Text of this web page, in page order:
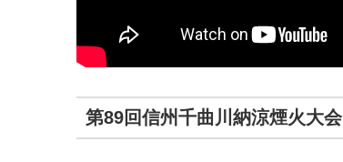
第89回信州千曲川納涼煙火大会